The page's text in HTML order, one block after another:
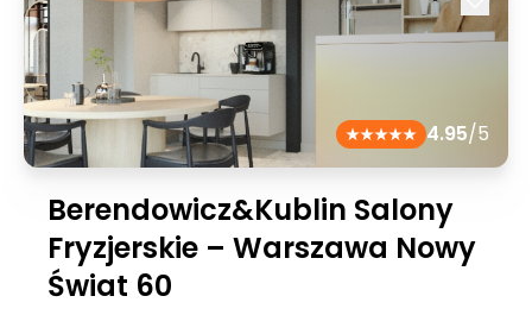
4.95/5
Berendowicz&Kublin Salony
Fryzjerskie – Warszawa Nowy
Świat 60